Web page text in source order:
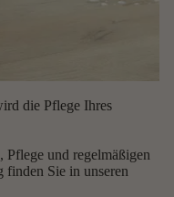
die Pflege Ihres
und regelmäßigen
finden Sie in unseren